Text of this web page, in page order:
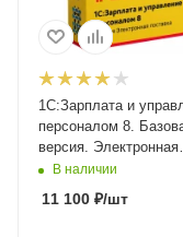
1С:Зарплата и
персоналом 8.
версия. Электронная
поставка
В наличии
11 100 ₽/шт